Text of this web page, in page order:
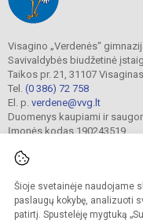
Šioje svetainėje naudojame
paslaugų kokybę, analizuoti
patirtį. Spustelėję mygtuką
Visagino „Verdenės“
Savivaldybės biudžetinė
Taikos pr. 21, 31107 Visaginas
Tel. (0 386) 72 758
El. p. verdene@vvg.lt
Duomenys kaupiami ir
Įmonės kodas 190243519
© 2022. Visagino
Kopijuoti turinį be
Versija